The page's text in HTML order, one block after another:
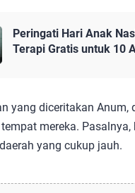
Peringati Hari Anak
Terapi Gratis untuk 10
yang diceritakan Anum,
tempat mereka.
yang cukup jauh.